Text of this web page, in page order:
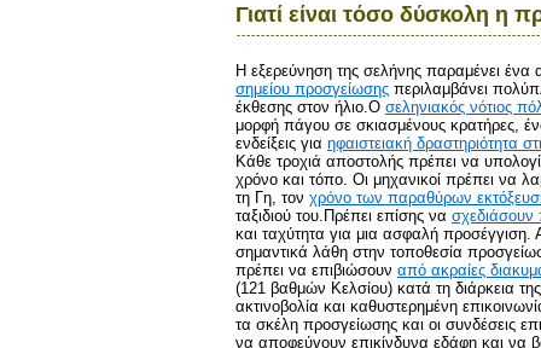
Γιατί είναι τόσο δύσκολη η
Η εξερεύνηση της σελήνης παραμένει ένα
σημείου προσγείωσης περιλαμβάνει
έκθεσης στον ήλιο.Ο σεληνιακός νότιος
μορφή πάγου σε σκιασμένους κρατήρες,
ενδείξεις για ηφαιστειακή δραστηριότητα
Κάθε τροχιά αποστολής πρέπει να
χρόνο και τόπο. Οι μηχανικοί πρέπει να
τη Γη, τον χρόνο των παραθύρων
ταξιδιού του.Πρέπει επίσης να σχεδιάσουν
και ταχύτητα για μια ασφαλή
σημαντικά λάθη στην τοποθεσία
πρέπει να επιβιώσουν από ακραίες
(121 βαθμών Κελσίου) κατά τη διάρκεια
ακτινοβολία και καθυστερημένη
τα σκέλη προσγείωσης και οι συνδέσεις
να αποφεύγουν επικίνδυνα εδάφη και να